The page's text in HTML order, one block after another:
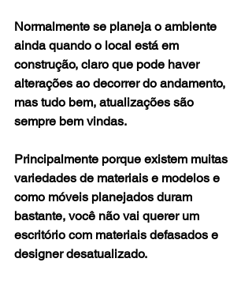
Normalmente se planeja o ambiente
ainda quando o local está em
construção, claro que pode haver
alterações ao decorrer do andamento,
mas tudo bem, atualizações são
sempre bem vindas.
Principalmente porque existem muitas
variedades de materiais e modelos e
como móveis planejados duram
bastante, você não vai querer um
escritório com materiais defasados e
designer desatualizado.